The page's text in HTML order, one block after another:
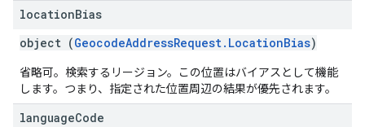
locationBias
object (GeocodeAddressRequest.LocationBias)
省略可。検索するリージョン。この位置はバイアスとして機能
します。つまり、指定された位置周辺の結果が優先されます。
languageCode